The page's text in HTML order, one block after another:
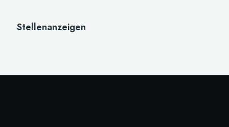
Stellenanzeigen